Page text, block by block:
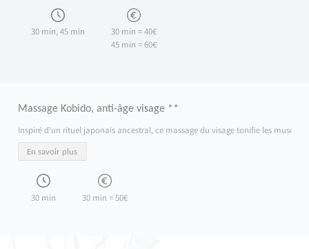
30 min, 45 min
30 min = 40€
45 min = 60€
Massage Kobido, anti-âge visage **
Inspiré d’un rituel japonais ancestral, ce massage du visage tonifie les
En savoir plus
30 min 30 min = 50€